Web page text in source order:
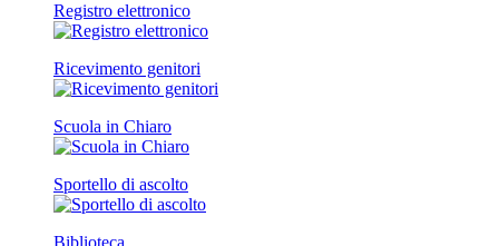
Registro elettronico
Ricevimento genitori
Scuola in Chiaro
Sportello di ascolto